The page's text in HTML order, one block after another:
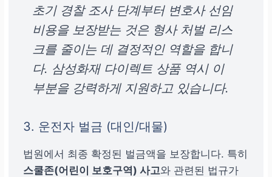
초기 경찰 조사 단계부터 변호사 선임
비용을 보장받는 것은 형사 처벌 리스
크를 줄이는 데 결정적인 역할을 합니
다. 삼성화재 다이렉트 상품 역시 이
부분을 강력하게 지원하고 있습니다.
3. 운전자 벌금 (대인/대물)
법원에서 최종 확정된 벌금액을 보장합니다. 특히
스쿨존(어린이 보호구역) 사고와 관련된 법규가